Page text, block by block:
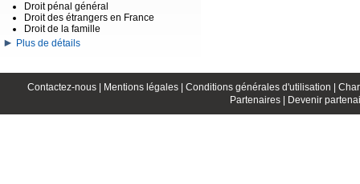
Droit pénal général
Droit des étrangers en France
Droit de la famille
Plus de détails
Contactez-nous | Mentions légales | Conditions générales d'utilisation |
Partenaires |
Devenir